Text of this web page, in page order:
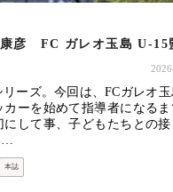
彦 FC ガレオ玉島 U-15
ーズ。今回は、FCガレオ
ーを始めて指導者になる
して事、子どもたちとの
本誌